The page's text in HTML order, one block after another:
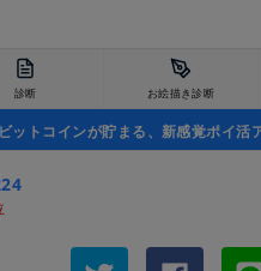
診断 お絵描き診断
ットコインが貯まる、新感覚ポイ活